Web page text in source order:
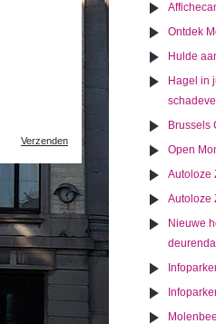
Verzenden
Ontdek
Hulde
Hagel in
Brussels
Open
Autoloze
Autoloze
Nieuwe